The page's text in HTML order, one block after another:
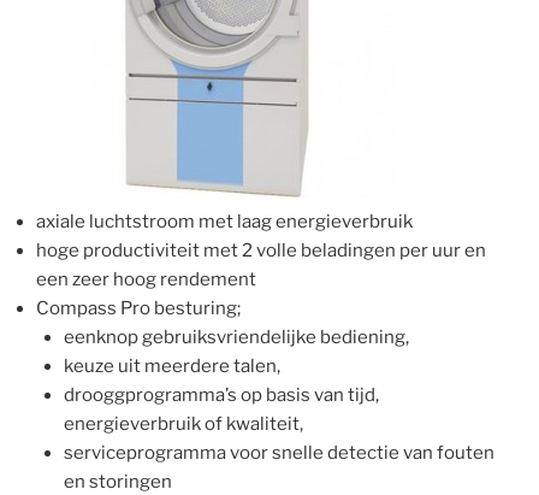
axiale luchtstroom met laag energieverbruik
hoge productiviteit met 2 volle beladingen per uur en
een zeer hoog rendement
Compass Pro besturing;
eenknop gebruiksvriendelijke bediening,
keuze uit meerdere talen,
drooggprogramma’s op basis van tijd,
energieverbruik of kwaliteit,
serviceprogramma voor snelle detectie van fouten
en storingen